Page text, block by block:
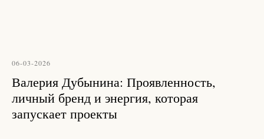
06-03-2026
Валерия Дубынина: Проявленность,
личный бренд и энергия, которая
запускает проекты